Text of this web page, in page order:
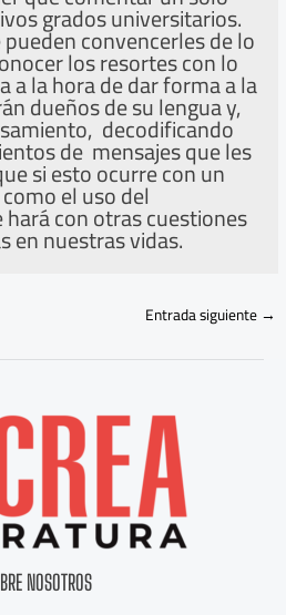
grados universitarios.
convencerles de lo
los resortes con lo
a la hora de dar forma a la
dueños de su lengua y,
decodificando
de mensajes que les
si esto ocurre con un
el uso del
con otras cuestiones
en nuestras vidas.
Entrada siguiente→
NOSOTROS